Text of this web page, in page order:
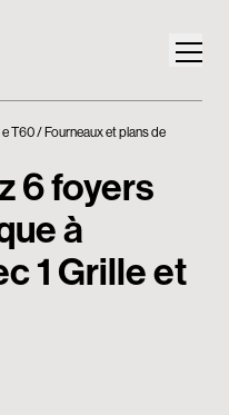
e T60
Fourneaux et plans de
6 foyers
à
1 Grille et